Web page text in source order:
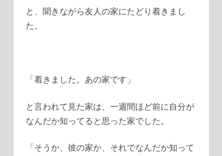
と、聞きながら友人の家にたどり着きまし
た。
「着きました。あの家です」
と言われて見た家は、一週間ほど前に自分が
なんだか知ってると思った家でした。
「そうか、彼の家か、それでなんだか知って